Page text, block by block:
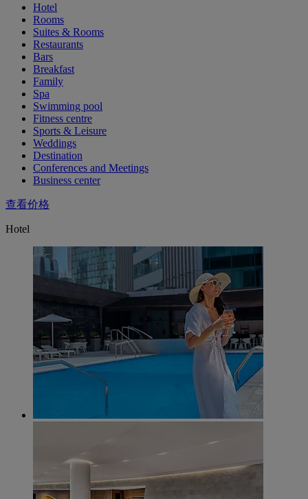
Hotel
Rooms
Suites & Rooms
Restaurants
Bars
Breakfast
Family
Spa
Swimming pool
Fitness centre
Sports & Leisure
Weddings
Destination
Conferences and Meetings
Business center
查看价格
Hotel